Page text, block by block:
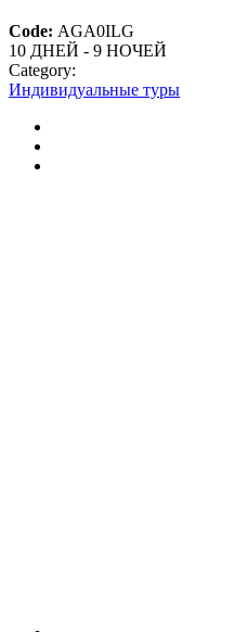
Code: AGA0ILG
10 ДНЕЙ - 9 НОЧЕЙ
Category:
Индивидуальные туры